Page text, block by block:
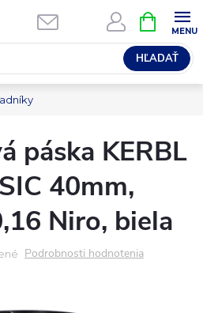
HĽADAŤ
KOŠÍK
páska KERBL
40mm,
Niro, biela
Podrobnosti hodnotenia